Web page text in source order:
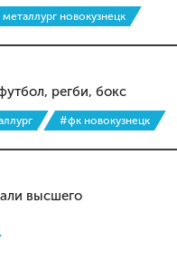
новокузнецк
регби, бокс
#фк новокузнецк
высшего